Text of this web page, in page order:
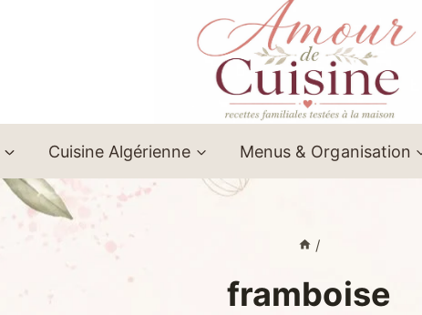
Cuisine Algérienne Menus & Organisation
/
framboise